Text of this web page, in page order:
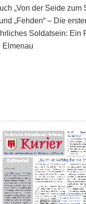
„Von der Seide zum
„Fehden“ – Die
Soldatsein: Ein
Elmenau